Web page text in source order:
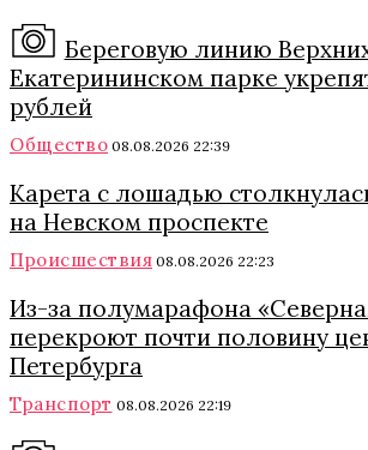
Береговую линию
Екатерининском парке
рублей
Общество 08.08.2026 22:39
Карета с лошадью
на Невском проспекте
Происшествия 08.08.2026 22:23
Из-за полумарафона
перекроют почти половину
Петербурга
Транспорт 08.08.2026 22:19